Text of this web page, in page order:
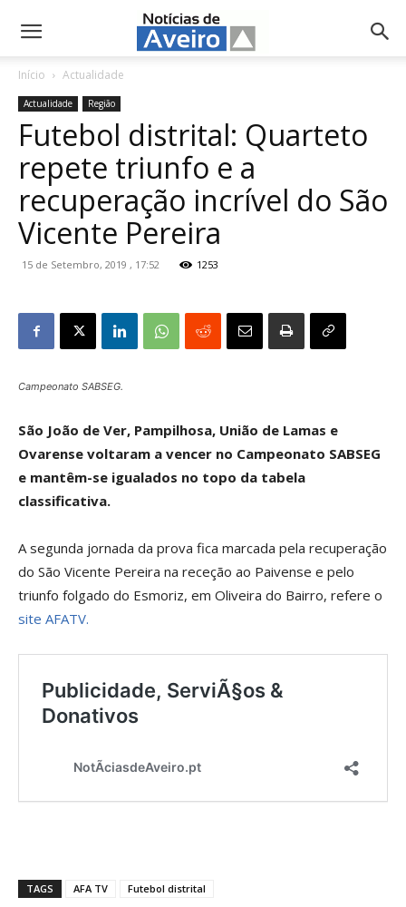
NotíciasdeAveiro.pt
Início Actualidade
Actualidade Região
Futebol distrital: Quarteto
repete triunfo e a
recuperação incrível do São
Vicente Pereira
15 de Setembro, 2019 , 17:52 1253
Campeonato SABSEG.
São João de Ver, Pampilhosa, União de Lamas e
Ovarense voltaram a vencer no Campeonato SABSEG
e mantêm-se igualados no topo da tabela
classificativa.
A segunda jornada da prova fica marcada pela recuperação
do São Vicente Pereira na receção ao Paivense e pelo
triunfo folgado do Esmoriz, em Oliveira do Bairro, refere o
site AFATV.
TAGS AFA TV Futebol distrital